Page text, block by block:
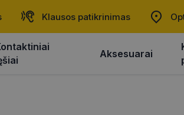
Klausos patikrinimas
Aksesuarai